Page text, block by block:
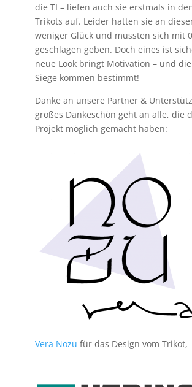
die TI – liefen auch sie erstmals in
Trikots auf. Leider hatten sie an
weniger Glück und mussten sich mit
geschlagen geben. Doch eines ist
neue Look bringt Motivation – und
Siege kommen bestimmt!
Danke an unsere Partner &
großes Dankeschön geht an alle, die
Projekt möglich gemacht haben:
Vera Nozu für das Design vom Trikot,